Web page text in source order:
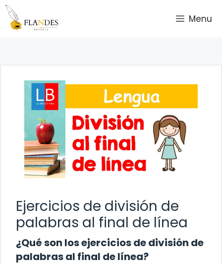
Saltar
contenido
Menu
Ejercicios de división de
palabras al final de línea
¿Qué son los ejercicios de división de
palabras al final de línea?